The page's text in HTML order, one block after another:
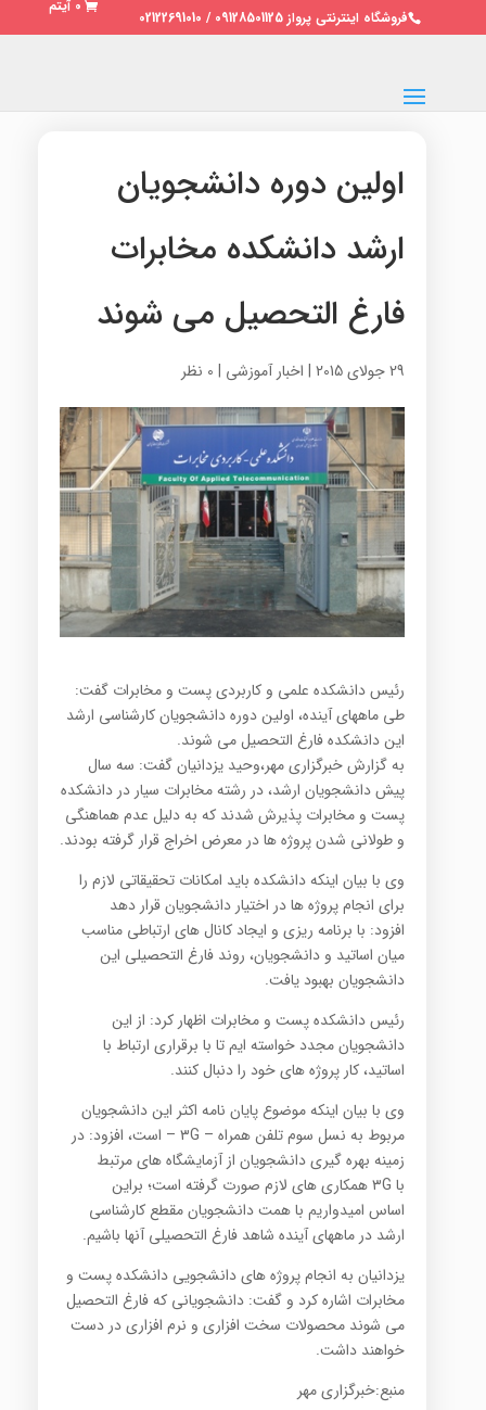
فروشگاه اینترنتی پرواز 09128501125 / 02122691010
0 آیتم
اولین دوره دانشجویان
ارشد دانشکده مخابرات
فارغ التحصیل می شوند
29 جولای 2015 | اخبار آموزشی | 0 نظر
رئیس دانشکده علمی و کاربردی پست و مخابرات گفت:
طی ماههای آینده، اولین دوره دانشجویان کارشناسی ارشد
این دانشکده فارغ التحصیل می شوند.
به گزارش خبرگزاری مهر،وحید یزدانیان گفت: سه سال
پیش دانشجویان ارشد، در رشته مخابرات سیار در دانشکده
پست و مخابرات پذیرش شدند که به دلیل عدم هماهنگی
و طولانی شدن پروژه ها در معرض اخراج قرار گرفته بودند.
وی با بیان اینکه دانشکده باید امکانات تحقیقاتی لازم را
برای انجام پروژه ها در اختیار دانشجویان قرار دهد
افزود: با برنامه ریزی و ایجاد کانال های ارتباطی مناسب
میان اساتید و دانشجویان، روند فارغ التحصیلی این
دانشجویان بهبود یافت.
رئیس دانشکده پست و مخابرات اظهار کرد: از این
دانشجویان مجدد خواسته ایم تا با برقراری ارتباط با
اساتید، کار پروژه های خود را دنبال کنند.
وی با بیان اینکه موضوع پایان نامه اکثر این دانشجویان
مربوط به نسل سوم تلفن همراه – ۳G – است، افزود: در
زمینه بهره گیری دانشجویان از آزمایشگاه های مرتبط
با ۳G همکاری های لازم صورت گرفته است؛ براین
اساس امیدواریم با همت دانشجویان مقطع کارشناسی
ارشد در ماههای آینده شاهد فارغ التحصیلی آنها باشیم.
یزدانیان به انجام پروژه های دانشجویی دانشکده پست و
مخابرات اشاره کرد و گفت: دانشجویانی که فارغ التحصیل
می شوند محصولات سخت افزاری و نرم افزاری در دست
خواهند داشت.
منبع:خبرگزاری مهر